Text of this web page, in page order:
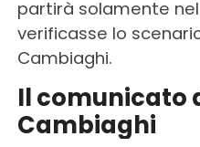
partirà solamente
verificasse lo
Cambiaghi.
Il comunicato
Cambiaghi